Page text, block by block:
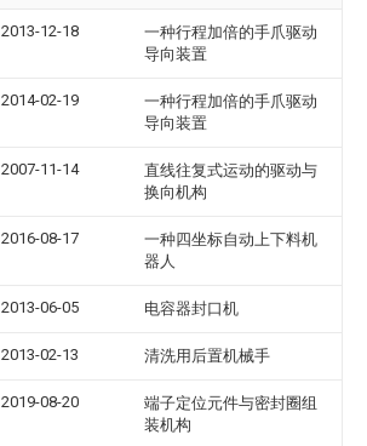
2013-12-18
一种行程加倍的手爪驱动
导向装置
2014-02-19
一种行程加倍的手爪驱动
导向装置
2007-11-14
直线往复式运动的驱动与
换向机构
2016-08-17
一种四坐标自动上下料机
器人
2013-06-05 电容器封口机
2013-02-13 清洗用后置机械手
2019-08-20
端子定位元件与密封圈组
装机构